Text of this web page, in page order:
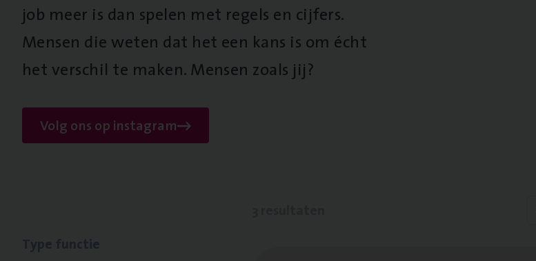
job meer is dan spelen met regels en cijfers.
Mensen die weten dat het een kans is om écht
het verschil te maken. Mensen zoals jij?
Volg ons op instagram